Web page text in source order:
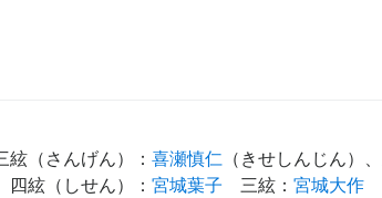
絃（さんげん） ： 喜瀬慎仁 （ きせしんじん）、
四絃（しせん） ： 宮城葉子 三絃 ： 宮城大作